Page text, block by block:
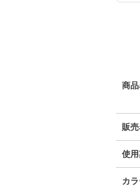
商品
販
使
カ